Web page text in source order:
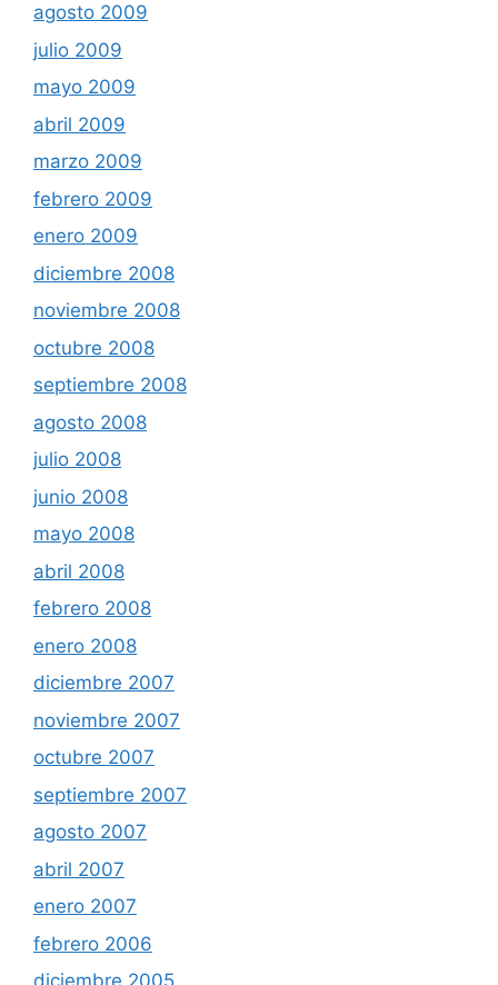
agosto 2009
julio 2009
mayo 2009
abril 2009
marzo 2009
febrero 2009
enero 2009
diciembre 2008
noviembre 2008
octubre 2008
septiembre 2008
agosto 2008
julio 2008
junio 2008
mayo 2008
abril 2008
febrero 2008
enero 2008
diciembre 2007
noviembre 2007
octubre 2007
septiembre 2007
agosto 2007
abril 2007
enero 2007
febrero 2006
diciembre 2005